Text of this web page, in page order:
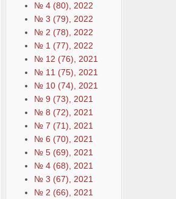
№ 4 (80), 2022
№ 3 (79), 2022
№ 2 (78), 2022
№ 1 (77), 2022
№ 12 (76), 2021
№ 11 (75), 2021
№ 10 (74), 2021
№ 9 (73), 2021
№ 8 (72), 2021
№ 7 (71), 2021
№ 6 (70), 2021
№ 5 (69), 2021
№ 4 (68), 2021
№ 3 (67), 2021
№ 2 (66), 2021